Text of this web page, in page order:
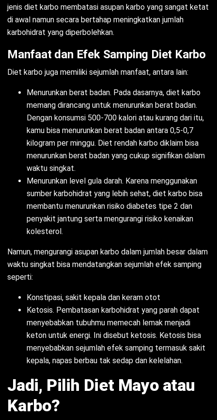
jenis diet karbo membatasi asupan karbo yang sangat ketat
di awal namun secara bertahap meningkatkan jumlah
karbohidrat yang diperbolehkan.
Manfaat dan Efek Samping Diet Karbo
Diet karbo juga memiliki sejumlah manfaat, antara lain:
Menurunkan berat badan. Pada dasarnya, diet karbo
memang dirancang untuk menurunkan berat badan.
Dengan konsumsi 500-700 kalori atau kurang dari itu,
kamu bisa menurunkan berat badan antara 0,5-0,7
kilogram per minggu. Diet rendah karbo diklaim bisa
menurunkan berat badan yang cukup signifikan dalam
waktu singkat.
Menurunkan level gula darah. Karena menggunakan
sumber karbohidrat yang lebih sehat, diet karbo bisa
membantu menurunkan risiko diabetes tipe 2 dan
penyakit jantung serta mengurangi risiko kenaikan
kolesterol.
Namun, mengurangi asupan karbo dalam jumlah besar dalam
waktu singkat bisa mendatangkan sejumlah efek samping
seperti:
Konstipasi, sakit kepala dan keram otot
Ketosis. Pembatasan karbohidrat yang parah dapat
menyebabkan tubuhmu memecah lemak menjadi
keton untuk energi. Ini disebut ketosis. Ketosis bisa
menyebabkan sejumlah efek samping termasuk sakit
kepala, napas berbau tak sedap dan kelelahan.
Jadi, Pilih Diet Mayo atau
Karbo?